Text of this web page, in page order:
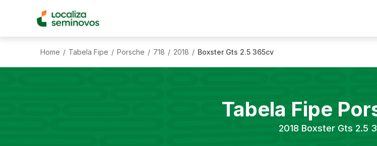
Home / Tabela Fipe / Porsche / 718 / 2018 / Boxster Gts 2.5 365cv
Tabela Fipe
2018 Boxster Gts 2.5